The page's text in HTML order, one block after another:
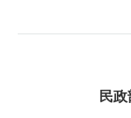
民